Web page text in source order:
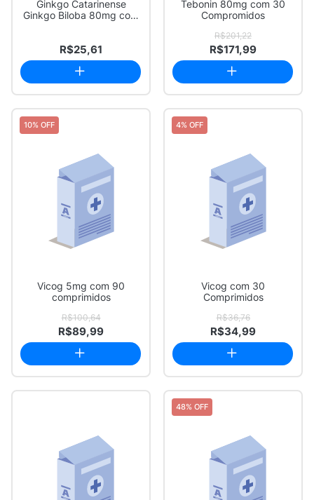
Ginkgo Catarinense
Ginkgo Biloba 80mg com
R$25,61
Tebonin 80mg com 30
Compromidos
R$201,22
R$171,99
10% OFF
Vicog 5mg com 90
comprimidos
R$100,64
R$89,99
4% OFF
Vicog com 30
Comprimidos
R$36,76
R$34,99
48% OFF